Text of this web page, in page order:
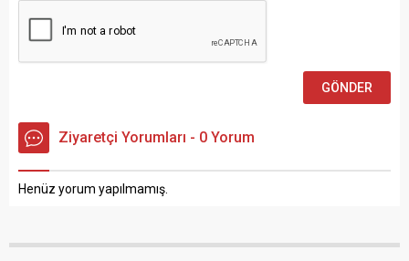
Ziyaretçi Yorumları - 0 Yorum
Henüz yorum yapılmamış.